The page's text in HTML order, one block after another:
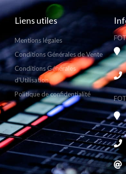
Liens utiles
Mentions légales
Conditions Générales de Vente
Conditions Générales
d'Utilisation
Politique de confidentialité